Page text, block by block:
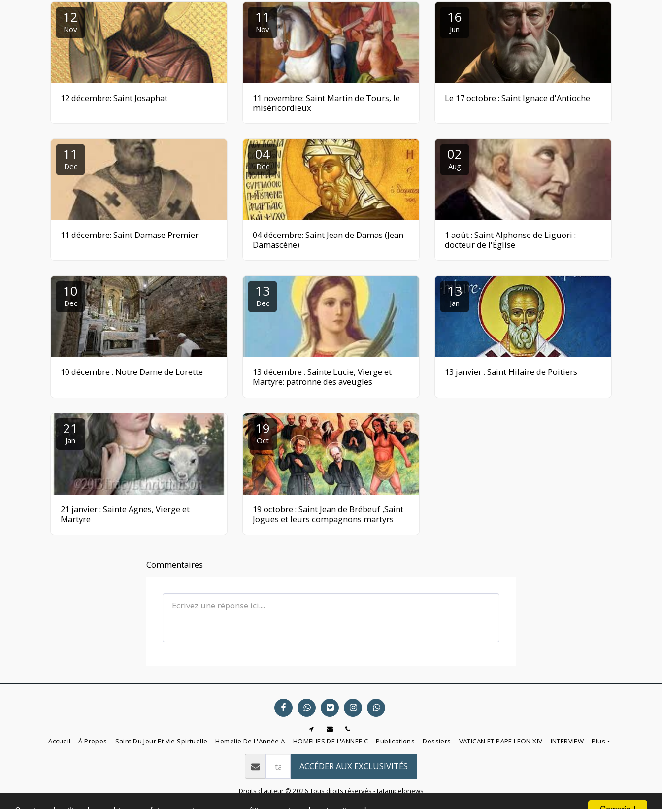
12
Nov
12 décembre: Saint Josaphat
11
Nov
11 novembre: Saint Martin de Tours, le
miséricordieux
16
Jun
Le 17 octobre : Saint Ignace d'Antioche
11
Dec
11 décembre: Saint Damase Premier
04
Dec
04 décembre: Saint Jean de Damas (Jean
Damascène)
02
Aug
1 août : Saint Alphonse de Liguori :
docteur de l'Église
10
Dec
10 décembre : Notre Dame de Lorette
13
Dec
13 décembre : Sainte Lucie, Vierge et
Martyre: patronne des aveugles
13
Jan
13 janvier : Saint Hilaire de Poitiers
21
Jan
21 janvier : Sainte Agnes, Vierge et
Martyre
19
Oct
19 octobre : Saint Jean de Brébeuf ,Saint
Jogues et leurs compagnons martyrs
Commentaires
Accueil À Propos Saint Du Jour Et Vie Spirtuelle Homélie De L'Année A HOMELIES DE L'ANNEE C Publications Dossiers VATICAN ET PAPE LEON XIV INTERVIEW Plus
ACCÉDER AUX EXCLUSIVITÉS
Droits d'auteur © 2026 Tous droits réservés -tatampelonews